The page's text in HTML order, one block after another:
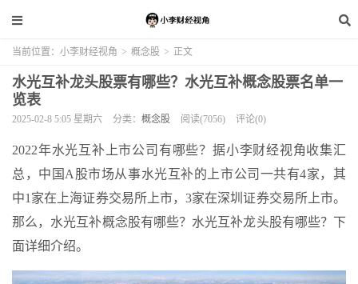
当前位置： 小李财经视角 > 概念股 > 正文
水光互补龙头股票有哪些？水光互补概念股票名单一
览表
2025-02-8 5:05 星期六 分类： 概念股 阅读(7056) 评论(0)
2022年水光互补上市公司有哪些？据小李财经视角收集汇
总，中国A股市场从事水光互补的上市公司一共有4家，其
中1家在上海证券交易所上市，3家在深圳证券交易所上市。
那么，水光互补概念股有哪些？水光互补龙头股有哪些？下
面详细介绍。